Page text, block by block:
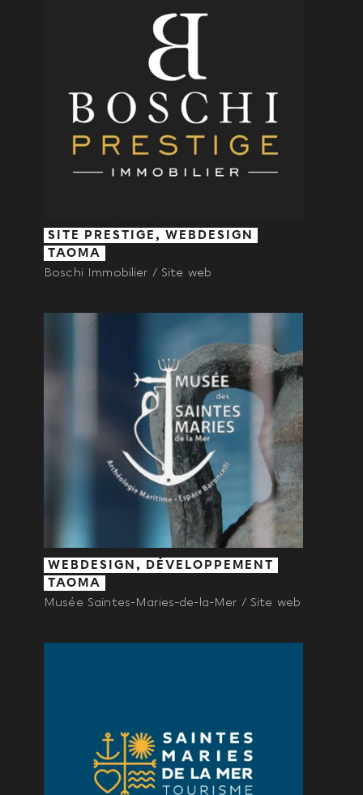
SITE PRESTIGE, WEBDESIGN
TAOMA
Boschi Immobilier / Site web
WEBDESIGN, DÉVELOPPEMENT
TAOMA
Musée Saintes-Maries-de-la-Mer / Site web